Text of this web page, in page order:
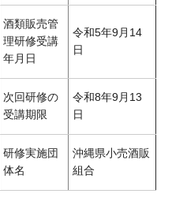
酒類販売管
理研修受講
年月日
令和5年9月14
日
次回研修の
受講期限
令和8年9月13
日
研修実施団
体名
沖縄県小売酒販
組合